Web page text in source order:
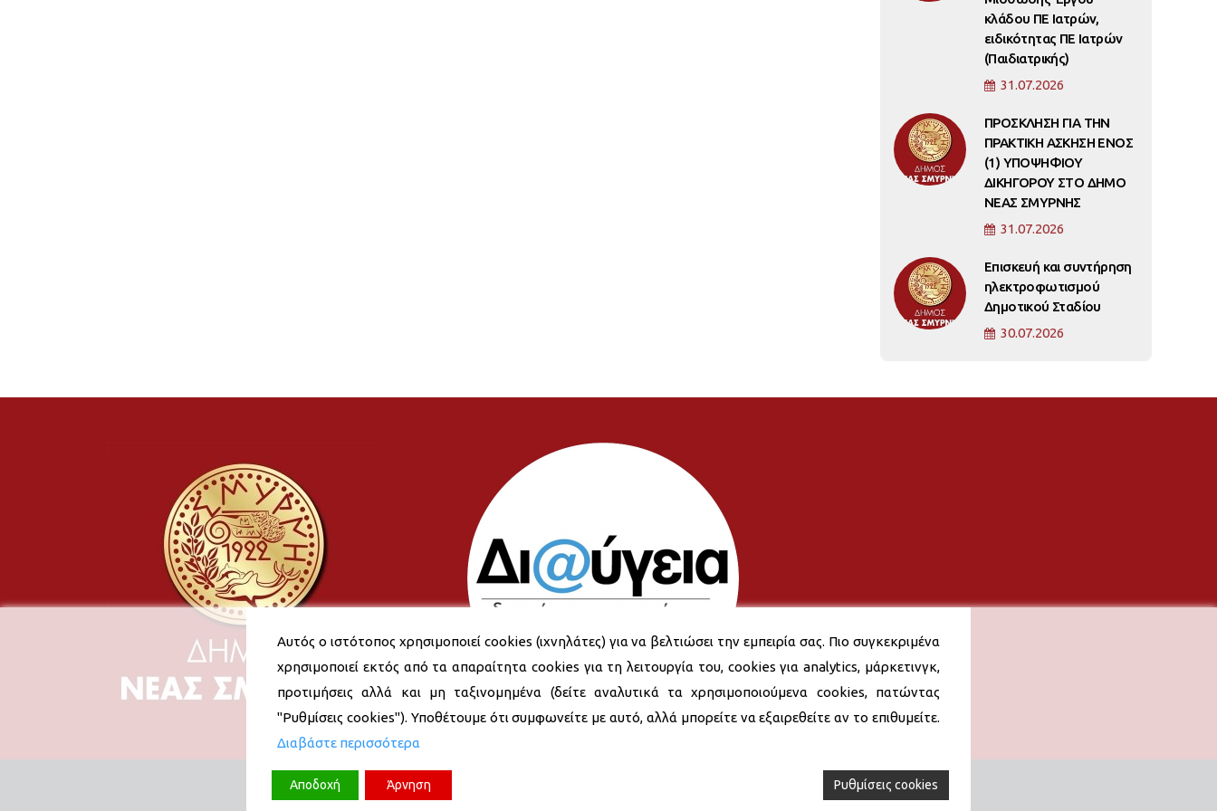
κλάδου ΠΕ Ιατρών,
ειδικότητας ΠΕ Ιατρών
(Παιδιατρικής)
31.07.2026
ΠΡΟΣΚΛΗΣΗ ΓΙΑ ΤΗΝ
ΠΡΑΚΤΙΚΗ ΑΣΚΗΣΗ ΕΝΟΣ
(1) ΥΠΟΨΗΦΙΟΥ
ΔΙΚΗΓΟΡΟΥ ΣΤΟ ΔΗΜΟ
ΝΕΑΣ ΣΜΥΡΝΗΣ
31.07.2026
Επισκευή και συντήρηση
ηλεκτροφωτισμού
Δημοτικού Σταδίου
30.07.2026
Αυτός ο ιστότοπος χρησιμοποιεί cookies (ιχνηλάτες) για να βελτιώσει την εμπειρία σας. Πιο συγκεκριμένα
χρησιμοποιεί εκτός από τα απαραίτητα cookies για τη λειτουργία του, cookies για analytics, μάρκετινγκ,
προτιμήσεις αλλά και μη ταξινομημένα (δείτε αναλυτικά τα χρησιμοποιούμενα cookies, πατώντας
"Ρυθμίσεις cookies"). Υποθέτουμε ότι συμφωνείτε με αυτό, αλλά μπορείτε να εξαιρεθείτε αν το επιθυμείτε.
Διαβάστε περισσότερα
Αποδοχή Άρνηση Ρυθμίσεις cookies